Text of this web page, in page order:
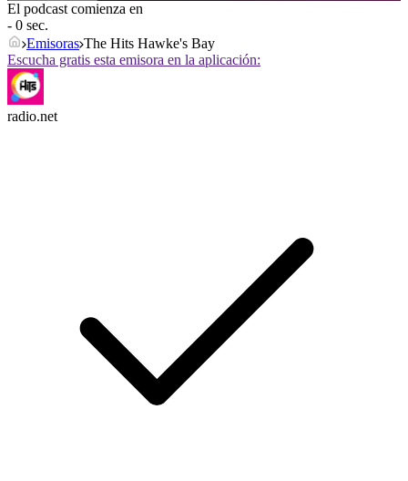
El podcast comienza en
- 0 sec.
Emisoras The Hits Hawke's Bay
Escucha gratis esta emisora en la aplicación:
radio.net